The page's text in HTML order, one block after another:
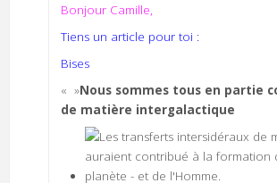
Bonjour Camille,
Tiens un article pour toi :
Bises
« »Nous sommes tous en partie
de matière intergalactique